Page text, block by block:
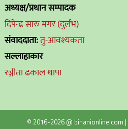
अध्यक्ष/प्रधान सम्पादक
दिपेन्द्र सारु मगर (दुर्लभ)
संवाददाता:तु-आवश्यकता
सल्लाहाकार
रञ्जीता ढकाल थापा
© 2016-2026 @ bihanionline.com |